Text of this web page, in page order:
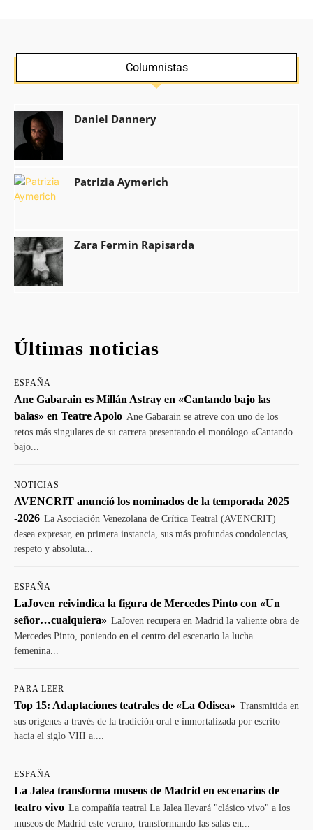
Columnistas
Daniel Dannery
Patrizia Aymerich
Zara Fermin Rapisarda
Últimas noticias
ESPAÑA
Ane Gabarain es Millán Astray en «Cantando bajo las
balas» en Teatre Apolo Ane Gabarain se atreve con uno de los
retos más singulares de su carrera presentando el monólogo «Cantando
bajo...
NOTICIAS
AVENCRIT anunció los nominados de la temporada 2025
-2026 La Asociación Venezolana de Crítica Teatral (AVENCRIT)
desea expresar, en primera instancia, sus más profundas condolencias,
respeto y absoluta...
ESPAÑA
LaJoven reivindica la figura de Mercedes Pinto con «Un
señor…cualquiera» LaJoven recupera en Madrid la valiente obra de
Mercedes Pinto, poniendo en el centro del escenario la lucha
femenina...
PARA LEER
Top 15: Adaptaciones teatrales de «La Odisea» Transmitida en
sus orígenes a través de la tradición oral e inmortalizada por escrito
hacia el siglo VIII a....
ESPAÑA
La Jalea transforma museos de Madrid en escenarios de
teatro vivo La compañía teatral La Jalea llevará "clásico vivo" a los
museos de Madrid este verano, transformando las salas en...